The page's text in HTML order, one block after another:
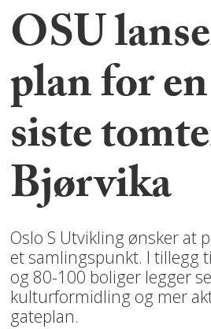
OSU
plan for
siste
Bjørvika
Oslo S Utvikling ønsker at
et samlingspunkt. I tillegg
og 80-100 boliger legger
kulturformidling og mer
gateplan.